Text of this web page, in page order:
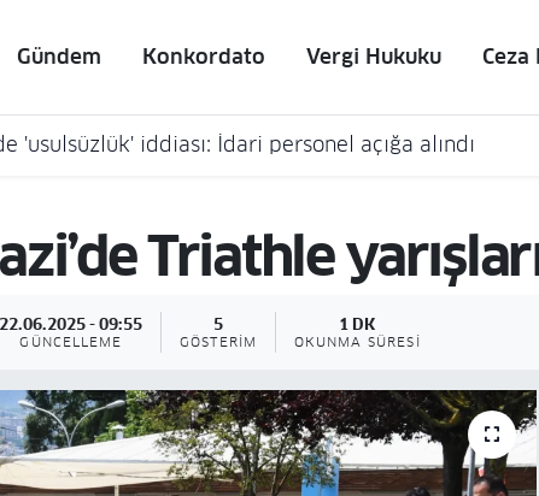
Gündem Konkordato Vergi Hukuku Ceza
'usulsüzlük' iddiası: İdari personel açığa alındı
Triathle
22.06.2025 - 09:55
GÜNCELLEME
5
GÖSTERIM
1 DK
OKUNMA SÜRESI